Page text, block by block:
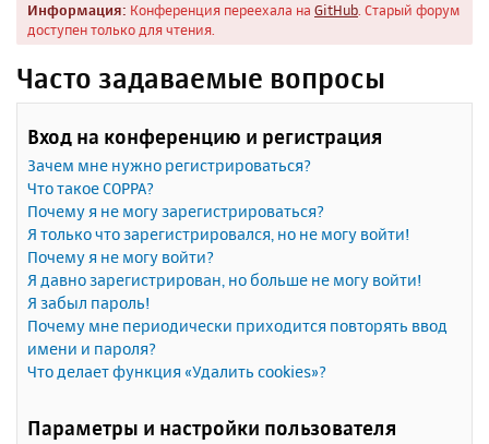
к
м
Информация: Конференция переехала на GitHub . Старый форум
доступен только для чтения.
Часто задаваемые вопросы
Вход на конференцию и регистрация
Зачем мне нужно регистрироваться?
Что такое COPPA?
Почему я не могу зарегистрироваться?
Я только что зарегистрировался, но не могу войти!
Почему я не могу войти?
Я давно зарегистрирован, но больше не могу войти!
Я забыл пароль!
Почему мне периодически приходится повторять ввод
имени и пароля?
Что делает функция «Удалить cookies»?
Параметры и настройки пользователя